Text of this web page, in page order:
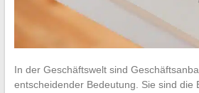
In der Geschäftswelt sind
entscheidender Bedeutung. Sie sind die